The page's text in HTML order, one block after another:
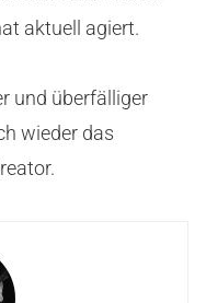
aktuell agiert.
und überfälliger
wieder das